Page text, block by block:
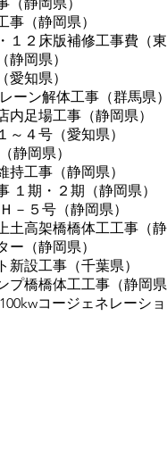
事（静岡県）
１２床版補修工事費（東
静岡県）
愛知県）
ーン解体工事（群馬県）
内足場工事（静岡県）
～４号（愛知県）
静岡県）
持工事（静岡県）
１期・２期（静岡県）
－５号（静岡県）
土高架橋橋体工工事（静
ー（静岡県）
設工事（千葉県）
プ橋橋体工工事（静岡県
コージェネレーシ